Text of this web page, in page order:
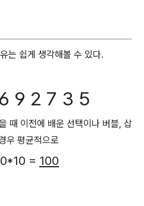
는 쉽게 생각해볼 수 있다.
9 2 7 3 5
때 이전에 배운 선택이나 버블, 삽
우 평균적으로
= 100